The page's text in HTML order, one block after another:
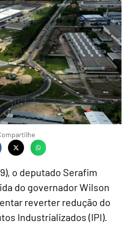
o deputado Serafim
do governador Wilson
reverter redução do
Industrializados (IPI).